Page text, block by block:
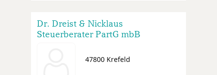
Dr. Dreist & Nicklaus
Steuerberater PartG mbB
47800 Krefeld